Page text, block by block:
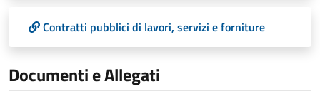
Contratti pubblici di lavori, servizi e forniture
Documenti e Allegati